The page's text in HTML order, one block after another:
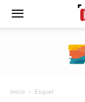
Diario
Inicio Esquel